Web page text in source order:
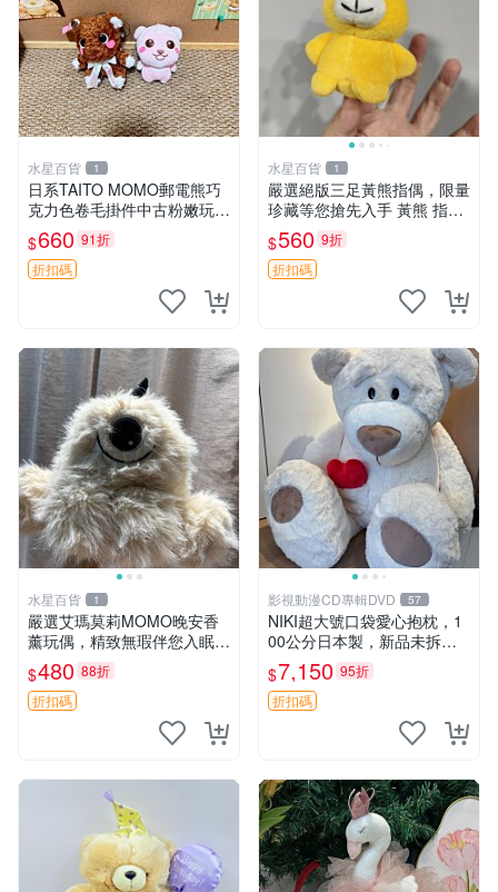
水星百貨 1
日系TAITO MOMO郵電熊巧
克力色卷毛掛件中古粉嫩玩偶
微瑕推薦 postpet momo 郵
電熊 中古玩偶
$660 91折
折扣碼
水星百貨 1
嚴選絕版三足黃熊指偶，限量
珍藏等您搶先入手 黃熊 指偶
珍藏品
$560 9折
折扣碼
水星百貨 1
嚴選艾瑪莫莉MOMO晚安香
薰玩偶，精致無瑕伴您入眠
晚安精靈 香薰玩具 玩偶收藏
$480 88折
折扣碼
影視動漫CD專輯DVD 57
NIKI超大號口袋愛心抱枕，1
00公分日本製，新品未拆封
胖嘟嘟收藏推薦 愛心抱枕 日
本 抱枕
$7,150 95折
折扣碼